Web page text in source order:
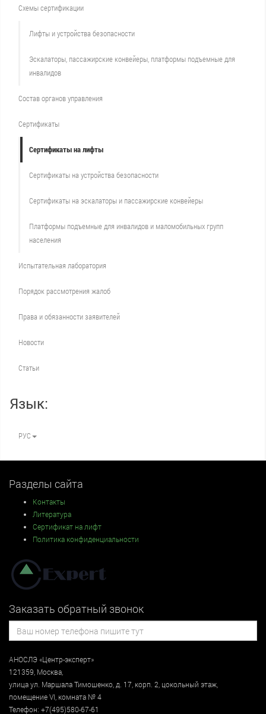
Схемы сертификации
Лифты и устройства безопасности
Эскалаторы, пассажирские конвейеры, платформы подъемные для
инвалидов
Состав органов управления
Сертификаты
Сертификаты на лифты
Сертификаты на устройства безопасности
Сертификаты на эскалаторы и пассажирские конвейеры
Платформы подъемные для инвалидов и маломобильных групп
населения
Испытательная лаборатория
Порядок рассмотрения жалоб
Права и обязанности заявителей
Новости
Статьи
Язык:
РУС
Разделы сайта
Контакты
Литература
Сертификат на лифт
Политика конфиденциальности
Заказать обратный звонок
АНОСЛЭ «Центр-эксперт»
121359, Москва,
улицаул. Маршала Тимошенко, д. 17, корп. 2, цокольный этаж,
помещение VI, комната № 4
Телефон: +7(495)580-67-61